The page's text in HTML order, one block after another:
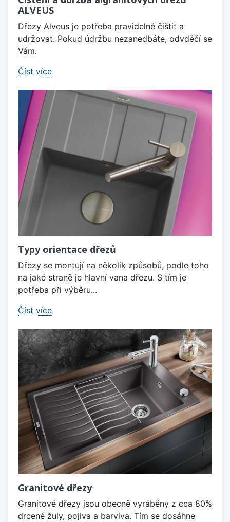
ALVEUS
Dřezy Alveus je potřeba pravidelně čištit a
udržovat. Pokud údržbu nezanedbáte, odvděčí se
Vám.
Číst více
Typy orientace dřezů
Dřezy se montují na několik způsobů, podle toho
na jaké straně je hlavní vana dřezu. S tím je
potřeba při výběru...
Číst více
Granitové dřezy
Granitové dřezy jsou obecně vyráběny z cca 80%
drcené žuly, pojiva a barviva. Tím se dosáhne